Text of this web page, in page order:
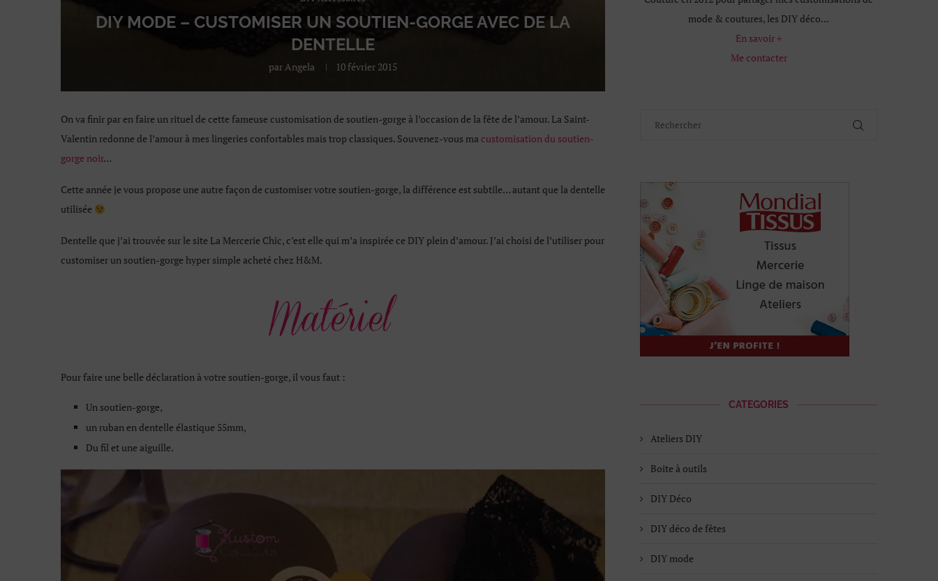
DIY MODE – CUSTOMISER UN SOUTIEN-GORGE AVEC DE LA
DENTELLE
parAngela 10 février 2015
On va finir par en faire un rituel de cette fameuse customisation de soutien-gorge à l’occasion de la fête de l’amour. La Saint-
Valentin redonne de l’amour à mes lingeries confortables mais trop classiques. Souvenez-vous macustomisation du soutien-
gorge noir…
Cette année je vous propose une autre façon de customiser votre soutien-gorge, la différence est subtile… autant que la dentelle
utilisée
Dentelle que j’ai trouvée sur le site La Mercerie Chic, c’est elle qui m’a inspirée ce DIY plein d’amour. J’ai choisi de l’utiliser pour
customiser un soutien-gorge hyper simple acheté chez H&M.
Pour faire une belle déclaration à votre soutien-gorge, il vous faut :
Un soutien-gorge,
un ruban en dentelle élastique 55mm,
Du fil et une aiguille.
mode & coutures, les DIY déco...
En savoir +
Me contacter
CATEGORIES
Ateliers DIY
Boite à outils
DIY Déco
DIY déco de fêtes
DIY mode